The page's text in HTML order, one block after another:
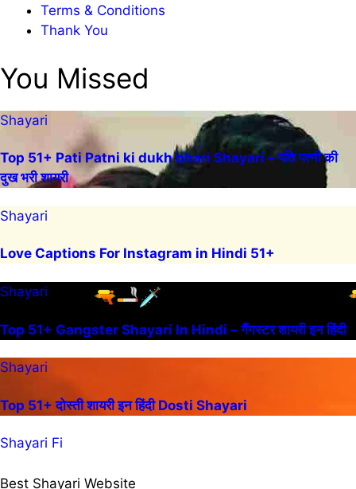
Terms & Conditions
Thank You
You Missed
Shayari
Top 51+ Pati Patni ki dukh bhari Shayari – पति पत्नी की
दुख भरी शायरी
Shayari
Love Captions For Instagram in Hindi 51+
Shayari
Top 51+ Gangster Shayari In Hindi – गैंगस्टर शायरी इन हिंदी
Shayari
Top 51+ दोस्ती शायरी इन हिंदी Dosti Shayari
Shayari Fi
Best Shayari Website